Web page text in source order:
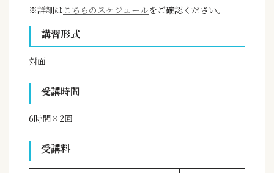
※詳細は こちらのスケジュールをご確認ください。
講習形式
対面
受講時間
6時間×2回
受講料